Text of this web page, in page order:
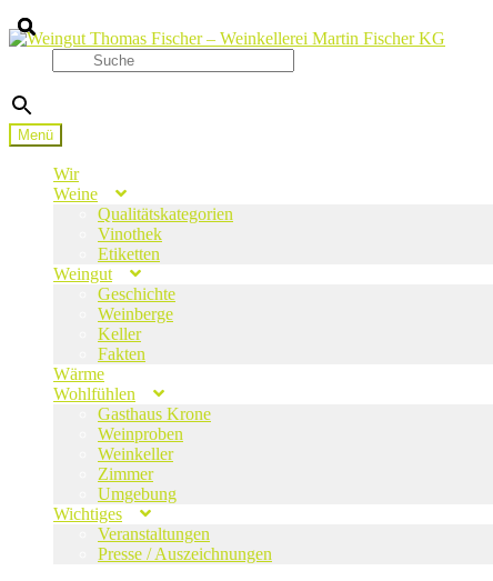
Zur
springen
Zum
springen
Menü
Wir
Weine
Qualitätskategorien
Vinothek
Etiketten
Weingut
Geschichte
Weinberge
Keller
Fakten
Wärme
Wohlfühlen
Gasthaus Krone
Weinproben
Weinkeller
Zimmer
Umgebung
Wichtiges
Veranstaltungen
Presse / Auszeichnungen